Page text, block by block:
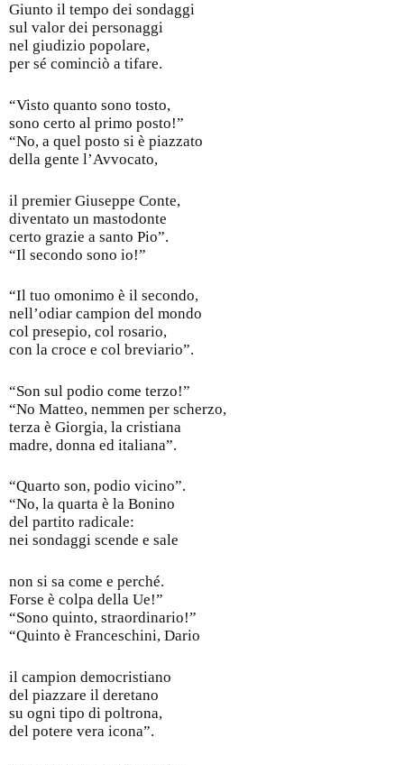
Giunto il tempo dei sondaggi
sul valor dei personaggi
nel giudizio popolare,
per sé cominciò a tifare.
“Visto quanto sono tosto,
sono certo al primo posto!”
“No, a quel posto si è piazzato
della gente l’Avvocato,
il premier Giuseppe Conte,
diventato un mastodonte
certo grazie a santo Pio”.
“Il secondo sono io!”
“Il tuo omonimo è il secondo,
nell’odiar campion del mondo
col presepio, col rosario,
con la croce e col breviario”.
“Son sul podio come terzo!”
“No Matteo, nemmen per scherzo,
terza è Giorgia, la cristiana
madre, donna ed italiana”.
“Quarto son, podio vicino”.
“No, la quarta è la Bonino
del partito radicale:
nei sondaggi scende e sale
non si sa come e perché.
Forse è colpa della Ue!”
“Sono quinto, straordinario!”
“Quinto è Franceschini, Dario
il campion democristiano
del piazzare il deretano
su ogni tipo di poltrona,
del potere vera icona”.